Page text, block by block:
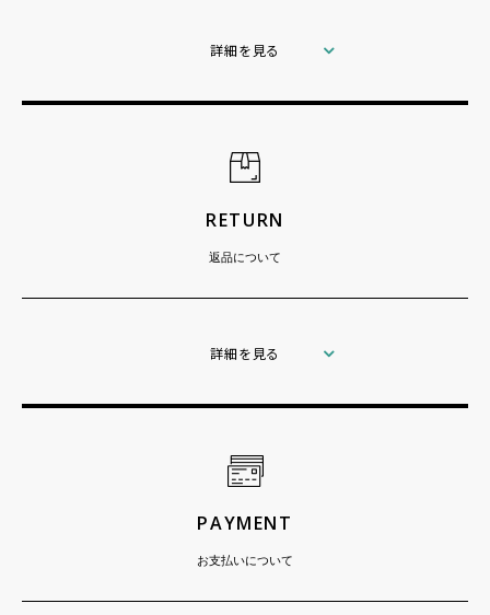
詳細を見る
RETURN
返品について
詳細を見る
PAYMENT
お支払いについて